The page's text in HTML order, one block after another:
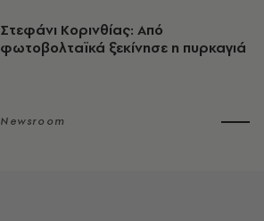
Στεφάνι Κορινθίας: Από
φωτοβολταϊκά ξεκίνησε η πυρκαγιά
Newsroom